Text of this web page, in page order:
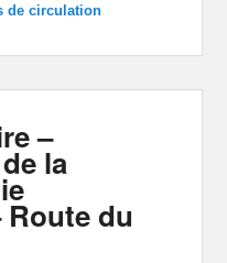
de circulation
–
la
Route du